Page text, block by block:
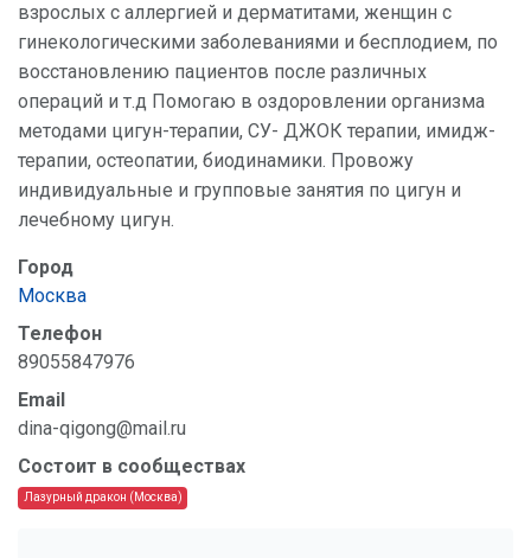
взрослых с аллергией и дерматитами, женщин с
гинекологическими заболеваниями и бесплодием, по
восстановлению пациентов после различных
операций и т.д Помогаю в оздоровлении организма
методами цигун-терапии, СУ- ДЖОК терапии, имидж-
терапии, остеопатии, биодинамики. Провожу
индивидуальные и групповые занятия по цигун и
лечебному цигун.
Город
Москва
Телефон
89055847976
Email
dina-qigong@mail.ru
Состоит в сообществах
Лазурный дракон (Москва)